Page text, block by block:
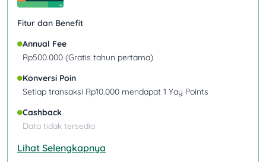
Fitur dan Benefit
Annual Fee
Rp500.000 (Gratis tahun pertama)
Konversi Poin
Setiap transaksi Rp10.000 mendapat 1 Yay Points
Cashback
Data tidak tersedia
Lihat Selengkapnya